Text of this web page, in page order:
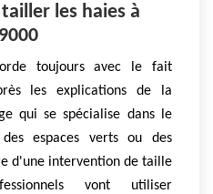
les haies à
toujours avec le fait
les explications de la
qui se spécialise dans le
espaces verts ou des
d'une intervention de taille
vont utiliser